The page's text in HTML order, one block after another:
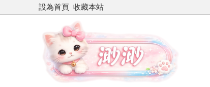
設為首頁 收藏本站